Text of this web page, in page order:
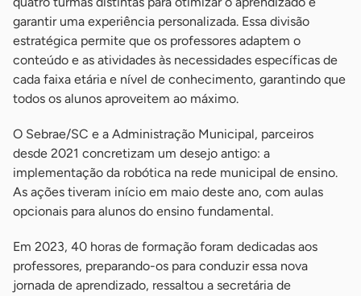
garantir uma experiência personalizada. Essa divisão
estratégica permite que os professores adaptem o
conteúdo e as atividades às necessidades específicas de
cada faixa etária e nível de conhecimento, garantindo que
todos os alunos aproveitem ao máximo.
O Sebrae/SC e a Administração Municipal, parceiros
desde 2021 concretizam um desejo antigo: a
implementação da robótica na rede municipal de ensino.
As ações tiveram início em maio deste ano, com aulas
opcionais para alunos do ensino fundamental.
Em 2023, 40 horas de formação foram dedicadas aos
professores, preparando-os para conduzir essa nova
jornada de aprendizado, ressaltou a secretária de